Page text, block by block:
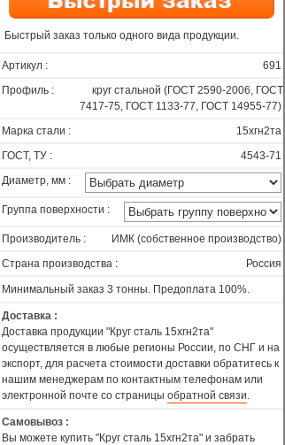
Быстрый заказ только одного вида продукции.
Артикул :
691
Профиль :
круг стальной (ГОСТ 2590-2006, ГОСТ
7417-75, ГОСТ 1133-77, ГОСТ 14955-77)
Марка стали :
15хгн2та
ГОСТ, ТУ :
4543-71
Диаметр, мм :
Группа поверхности :
Производитель :
ИМК (собственное производство)
Страна производства :
Россия
Минимальный заказ 3 тонны. Предоплата 100%.
Доставка :
Доставка продукции "Круг сталь 15хгн2та"
осуществляется в любые регионы России, по СНГ и на
экспорт, для расчета стоимости доставки обратитесь к
нашим менеджерам по контактным телефонам или
электронной почте со страницы обратной связи.
Самовывоз :
Вы можете купить "Круг сталь 15хгн2та" и забрать